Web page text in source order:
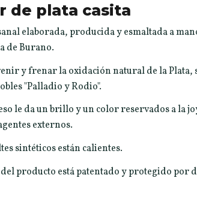
de plata casita
elaborada, producida y esmaltada a
de Burano.
y frenar la oxidación natural de la Plata,
"Palladio y Rodio".
le da un brillo y un color reservados a la
externos.
sintéticos están calientes.
producto está patentado y protegido por